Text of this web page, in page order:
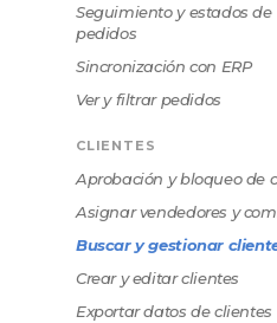
Seguimiento y estados de
pedidos
Sincronización con ERP
Ver y filtrar pedidos
CLIENTES
Aprobación y bloqueo de
Asignar vendedores y
Buscar y gestionar
Crear y editar clientes
Exportar datos de clientes